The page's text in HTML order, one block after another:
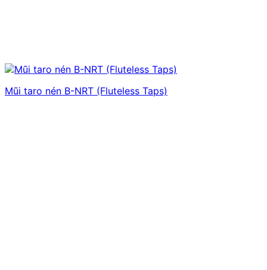
Mũi taro nén B-NRT (Fluteless Taps)